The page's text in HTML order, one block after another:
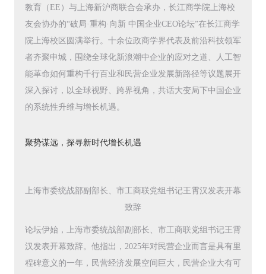
教育（EE）与上海新沪商联合会承办，长江商学院上海校
友会协办的“破局·重构·向新 中国企业CEO论坛”在长江商学
院上海校区圆满举行。十余位政商学界代表及前沿科技领军
者齐聚申城，围绕全球化新浪潮中企业的应对之道、人工智
能革命如何重构千行百业和民营企业发展新路径等议题展开
深入探讨，以全球视野、跨界视角，共话大变局下中国企业
的系统性升维与增长机遇。
聚势谋远，探寻新时代增长机遇
上海市委统战部副部长、市工商联党组书记王霄汉发表开幕
致辞
论坛伊始，上海市委统战部副部长、市工商联党组书记王霄
汉发表开幕致辞。他指出，2025年对民营企业而言是具有里
程碑意义的一年，民营经济发展空间巨大，民营企业大有可